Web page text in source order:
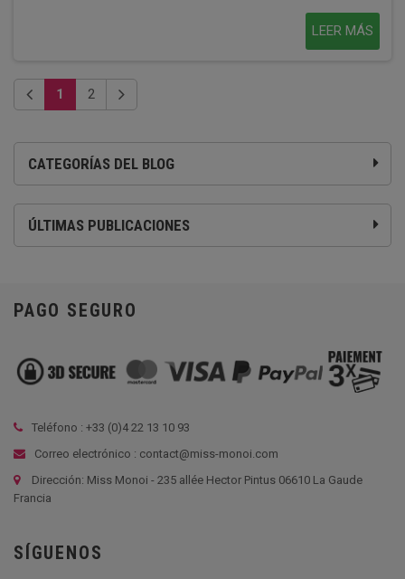
CATEGORÍAS DEL BLOG
ÚLTIMAS PUBLICACIONES
LEER MÁS
1 2
PAGO SEGURO
Teléfono : +33 (0)4 22 13 10 93
Correo electrónico : contact@miss-monoi.com
Dirección: Miss Monoi - 235 allée Hector Pintus 06610 La Gaude
Francia
SÍGUENOS